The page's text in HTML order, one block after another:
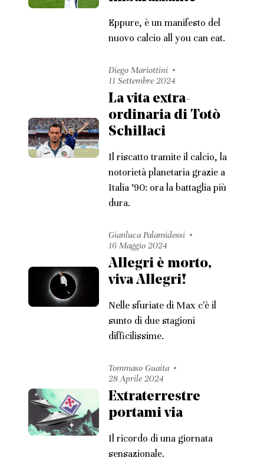
Eppure, è un manifesto del
nuovo calcio all you can eat.
Diego Mariottini
11 Settembre 2024
La vita extra-
ordinaria di Totò
Schillaci
Il riscatto tramite il calcio, la
notorietà planetaria grazie a
Italia ’90: ora la battaglia più
dura.
Gianluca Palamidessi
16 Maggio 2024
Allegri è morto,
viva Allegri!
Nelle sfuriate di Max c'è il
sunto di due stagioni
difficilissime.
Tommaso Guaita
28 Aprile 2024
Extraterrestre
portami via
Il ricordo di una giornata
sensazionale.